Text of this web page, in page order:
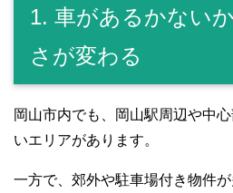
1. 車があるかない
さが変わる
岡山市内でも、岡山駅周辺や中
いエリアがあります。
一方で、郊外や駐車場付き物件